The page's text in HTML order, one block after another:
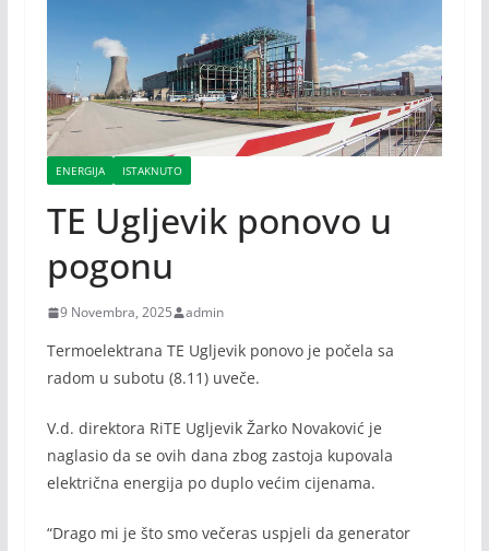
ENERGIJA ISTAKNUTO
TE Ugljevik ponovo u
pogonu
9 Novembra, 2025 admin
Termoelektrana TE Ugljevik ponovo je počela sa
radom u subotu (8.11) uveče.
V.d. direktora RiTE Ugljevik Žarko Novaković je
naglasio da se ovih dana zbog zastoja kupovala
električna energija po duplo većim cijenama.
“Drago mi je što smo večeras uspjeli da generator